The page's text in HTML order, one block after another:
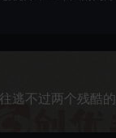
逃不过两个残酷